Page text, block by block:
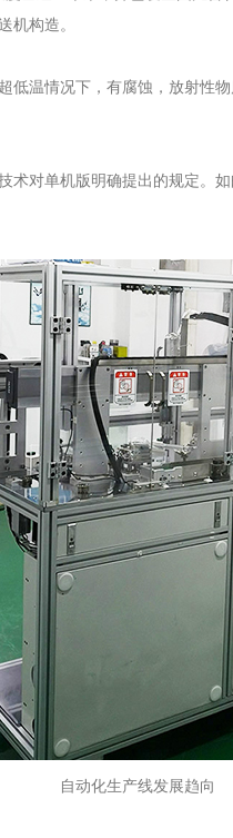
机构造。
温情况下，有腐蚀，放射性
对单机版明确提出的规定。
​自动化生产线发展趋向​